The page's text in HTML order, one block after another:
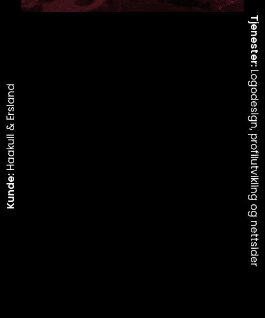
Kunde:
Haakull & Ersland
Tjenester:
Logodesign, profilutvikling og nettsider